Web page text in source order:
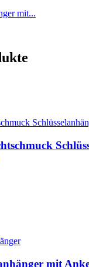
mit...
mit